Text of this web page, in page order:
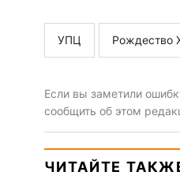
УПЦ Рождество
Если вы заметили
сообщить об этом
ЧИТАЙТЕ